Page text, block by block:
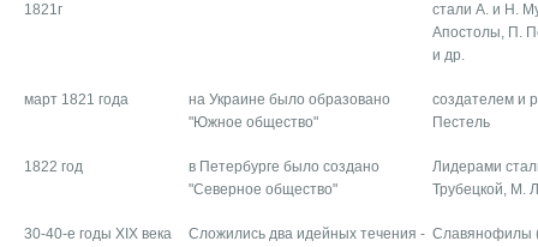
1821г
стали А. и Н.
Апостолы, П.
и др.
март 1821 года
на Украине было образовано
"Южное общество"
создателем и
Пестель
1822 год
в Петербурге было создано
"Северное общество"
Лидерами
Трубецкой, М.
30-40-е годы XIX века
Сложились два идейных течения - Славянофилы